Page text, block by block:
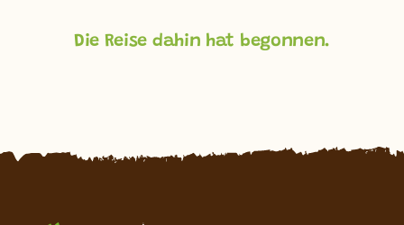
Die Reise dahin hat begonnen.